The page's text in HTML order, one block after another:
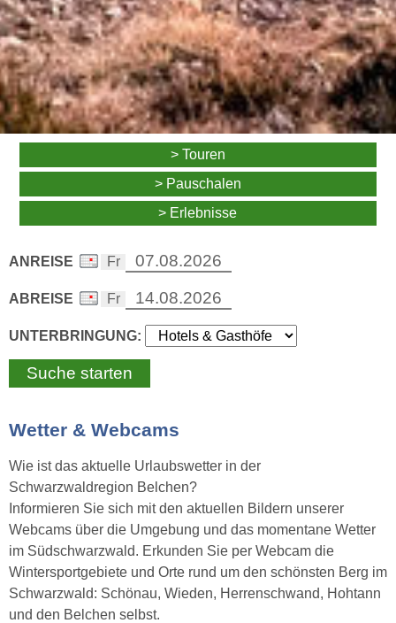
> Touren
> Pauschalen
> Erlebnisse
ANREISE
ABREISE
UNTERBRINGUNG:
Wetter & Webcams
Wie ist das aktuelle Urlaubswetter in der
Schwarzwaldregion Belchen?
Informieren Sie sich mit den aktuellen Bildern unserer
Webcams über die Umgebung und das momentane Wetter
im Südschwarzwald. Erkunden Sie per Webcam die
Wintersportgebiete und Orte rund um den schönsten Berg im
Schwarzwald: Schönau, Wieden, Herrenschwand, Hohtann
und den Belchen selbst.